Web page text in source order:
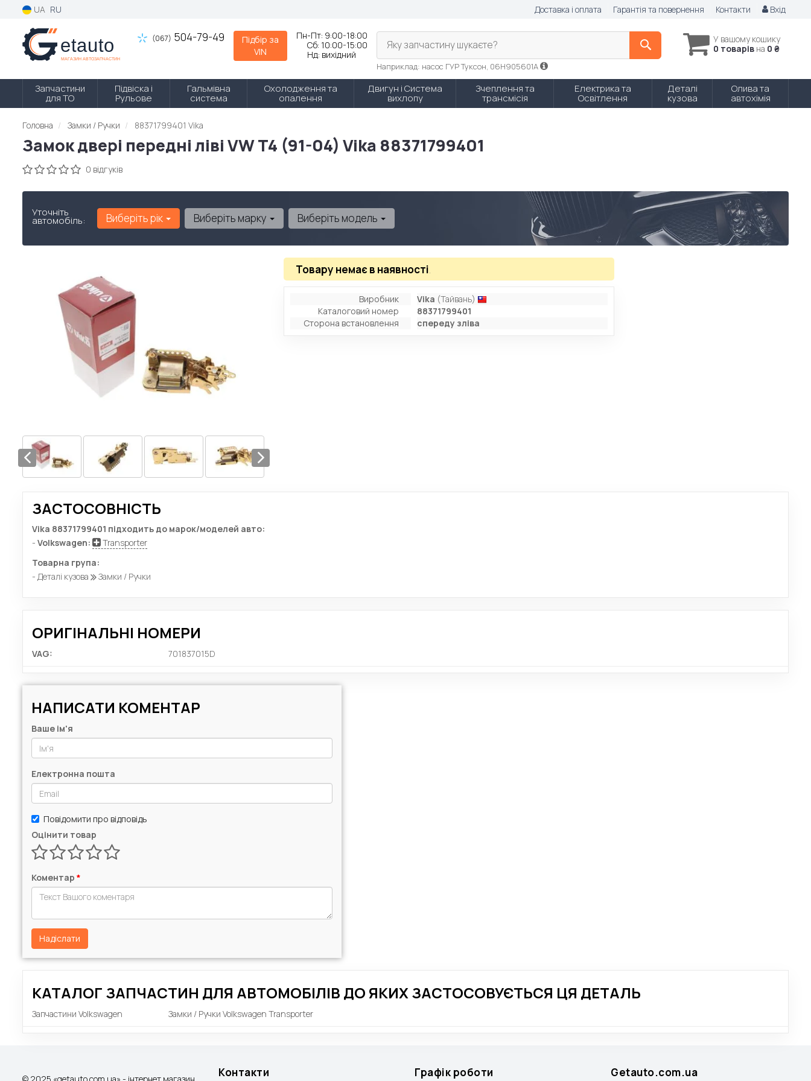
UA RU Доставка і оплата Гарантія та повернення Контакти Вхід
(067) 504-79-49
Підбір за
VIN
Пн-Пт: 9:00-18:00
Сб: 10:00-15:00
Нд: вихідний
У вашому кошику
0 товарів на 0 ₴
Яку запчастину шукаєте?
Наприклад: насос ГУР Туксон, 06H905601A
Запчастини
для ТО
Підвіска і
Рульове
Гальмівна
система
Охолодження та
опалення
Двигун і Система
вихлопу
Зчеплення та
трансмісія
Електрика та
Освітлення
Деталі
кузова
Олива та
автохімія
Головна Замки / Ручки 88371799401 Vika
Замок двері передні ліві VW T4 (91-04) Vika 88371799401
0 відгуків
Уточніть
автомобіль: Виберіть рік Виберіть марку Виберіть модель
Товару немає в наявності.
Виробник Vika (Тайвань)
Каталоговий номер
88371799401
Сторона встановлення
спереду зліва
ЗАСТОСОВНІСТЬ
Vika 88371799401 підходить до марок/моделей авто:
- Volkswagen:
Transporter
Товарна група:
- Деталі кузова
Замки / Ручки
ОРИГІНАЛЬНІ НОМЕРИ
VAG: 701837015D
НАПИСАТИ КОМЕНТАР
Ваше ім'я
Електронна пошта
Повідомити про відповідь
Оцінити товар
Коментар *
Надіслати
КАТАЛОГ ЗАПЧАСТИН ДЛЯ АВТОМОБІЛІВ ДО ЯКИХ ЗАСТОСОВУЄТЬСЯ ЦЯ ДЕТАЛЬ
Запчастини Volkswagen Замки / Ручки Volkswagen Transporter
Контакти Графік роботи Getauto.com.ua